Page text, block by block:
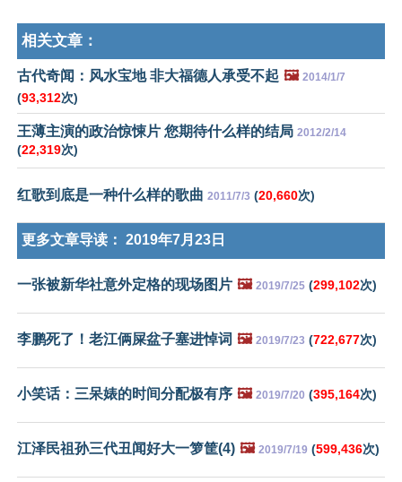
相关文章：
古代奇闻：风水宝地 非大福德人承受不起 🖼️ 2014/1/7
(93,312次)
王薄主演的政治惊悚片 您期待什么样的结局 2012/2/14
(22,319次)
红歌到底是一种什么样的歌曲 2011/7/3 (20,660次)
更多文章导读： 2019年7月23日
一张被新华社意外定格的现场图片 🖼️ 2019/7/25 (299,102次)
李鹏死了！老江俩屎盆子塞进悼词 🖼️ 2019/7/23 (722,677次)
小笑话：三呆婊的时间分配极有序 🖼️ 2019/7/20 (395,164次)
江泽民祖孙三代丑闻好大一箩筐(4) 🖼️ 2019/7/19 (599,436次)